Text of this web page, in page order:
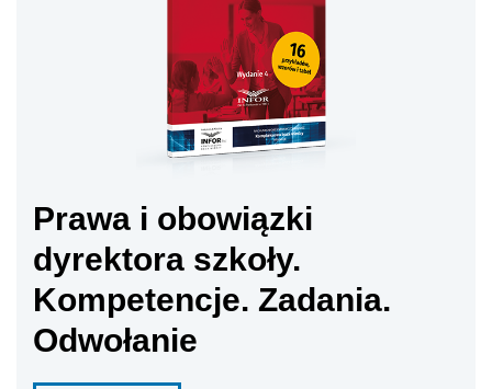
Prawa i obowiązki
dyrektora szkoły.
Kompetencje. Zadania.
Odwołanie